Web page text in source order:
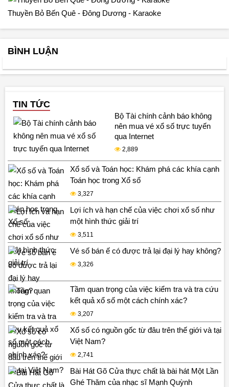
Thuyền Bỏ Bến Quê - Đông Dương - Karaoke
BÌNH LUẬN
TIN TỨC
Bộ Tài chính cảnh báo không
nên mua vé xổ số trực tuyến
qua Internet
2,889
Xổ số và Toán học: Khám phá các khía cạnh
Toán học trong Xổ số
3,327
Lợi ích và hạn chế của việc chơi xổ số như
một hình thức giải trí
3,511
Vé số bán ế có được trả lại đại lý hay không?
3,326
Tầm quan trọng của việc kiểm tra và tra cứu
kết quả xổ số một cách chính xác?
3,207
Xổ số có nguồn gốc từ đâu trên thế giới và tại
Việt Nam?
2,741
Bài Hát Gõ Cửa thực chất là bài hát Một Lần
Ghé Thăm của nhạc sĩ Mạnh Quỳnh